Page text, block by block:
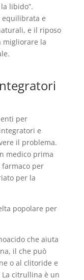
libido”.
equilibrata e
e il riposo
migliorare la
per
e
il problema.
medico prima
per
per la
popolare per
che aiuta
il che può
o al clitoride e
La citrullina è un